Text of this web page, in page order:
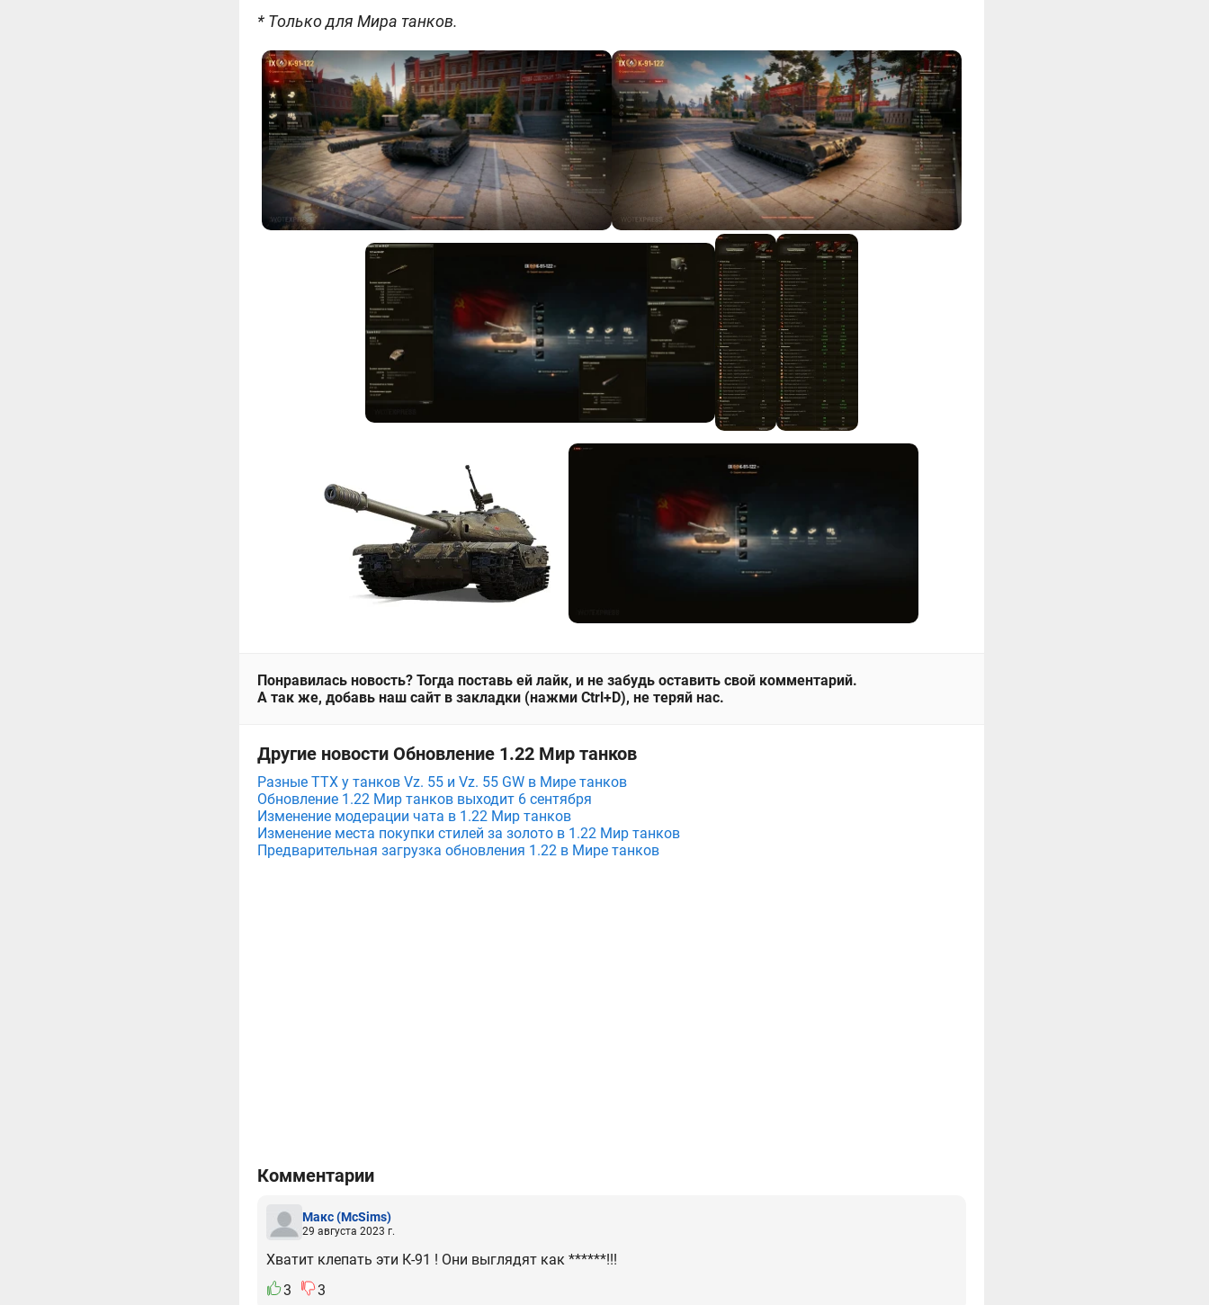
* Только для Мира танков.
Понравилась новость? Тогда поставь ей лайк, и не забудь оставить свой комментарий.
А так же, добавь наш сайт в закладки (нажми Ctrl+D), не теряй нас.
Другие новости Обновление 1.22 Мир танков
Разные ТТХ у танков Vz. 55 и Vz. 55 GW в Мире танков
Обновление 1.22 Мир танков выходит 6 сентября
Изменение модерации чата в 1.22 Мир танков
Изменение места покупки стилей за золото в 1.22 Мир танков
Предварительная загрузка обновления 1.22 в Мире танков
Комментарии
Макс(McSims)
29 августа 2023 г.
Хватит клепать эти К-91 ! Они выглядят как ******!!!
3
3